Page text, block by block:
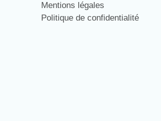
Mentions légales
Politique de confidentialité